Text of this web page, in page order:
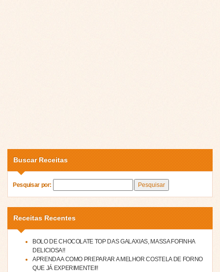
Buscar Receitas
Pesquisar por:
Receitas Recentes
BOLO DE CHOCOLATE TOP DAS GALAXIAS, MASSA FOFINHA
DELICIOSA!!
APRENDA A COMO PREPARAR A MELHOR COSTELA DE FORNO
QUE JÁ EXPERIMENTEI!!